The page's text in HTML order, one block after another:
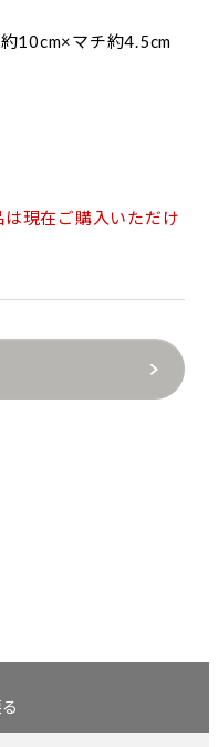
10cm×マチ約4.5cm
は現在ご購入いただけ